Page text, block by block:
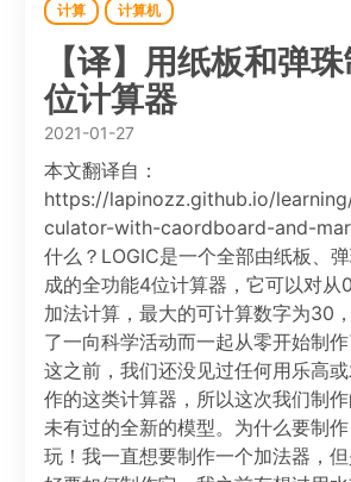
计算 计算机
【译】用纸板和弹
位计算器
2021-01-27
本文翻译自：
https://lapinozz.github.io/
culator-with-caordboard-and-
什么？LOGIC是一个全部由纸板、
成的全功能4位计算器，它可以对从
加法计算，最大的可计算数字为30
了一向科学活动而一起从零开始制
这之前，我们还没见过任何用乐高
作的这类计算器，所以这次我们制
未有过的全新的模型。为什么要制
玩！我一直想要制作一个加法器，